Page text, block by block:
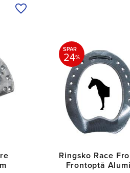
Tilføj til ønskeliste
Ringsko Race
Frontoptå
SPAR
24%